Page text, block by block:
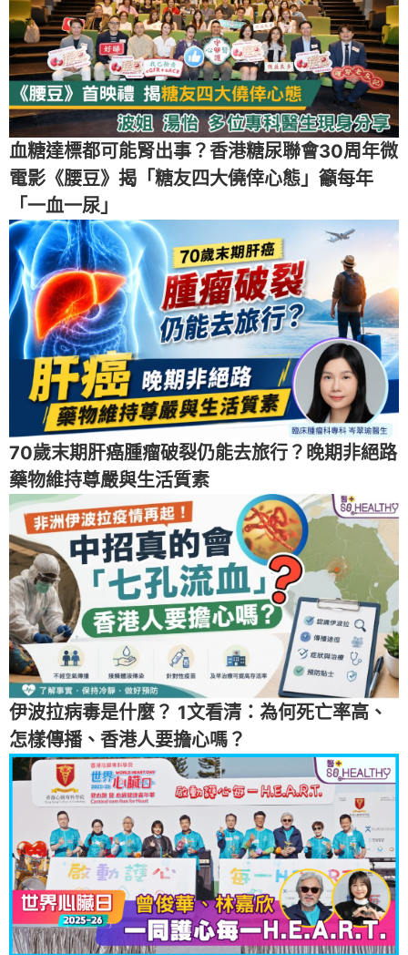
血糖達標都可能腎出事？香港糖尿聯會30周年微
電影《腰豆》揭「糖友四大僥倖心態」籲每年
「一血一尿」
70歲末期肝癌腫瘤破裂仍能去旅行？晚期非絕路
藥物維持尊嚴與生活質素
伊波拉病毒是什麼？ 1文看清：為何死亡率高、
怎樣傳播、香港人要擔心嗎？